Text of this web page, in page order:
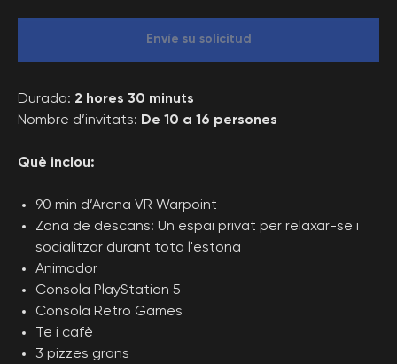
Envíe su solicitud
Durada: 2 hores 30 minuts
Nombre d’invitats: De 10 a 16 persones
Què inclou:
90 min d’Arena VR Warpoint
Zona de descans: Un espai privat per relaxar-se i
socialitzar durant tota l'estona
Animador
Consola PlayStation 5
Consola Retro Games
Te i cafè
3 pizzes grans